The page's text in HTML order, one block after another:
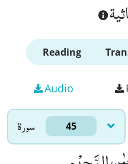
Reading
Audio
سورۃ 45